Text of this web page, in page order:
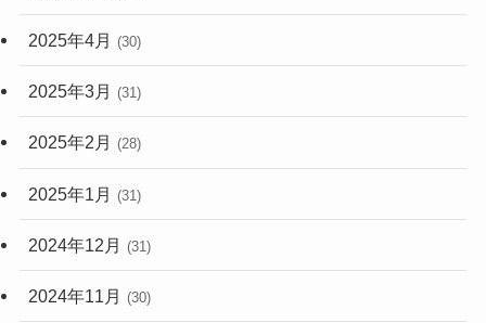
2025年4月 (30)
2025年3月 (31)
2025年2月 (28)
2025年1月 (31)
2024年12月 (31)
2024年11月 (30)